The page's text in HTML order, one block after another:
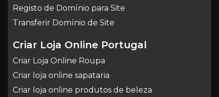
Registo de Domínio para Site
Transferir Domínio de Site
Criar Loja Online Portugal
Criar Loja Online Roupa
Criar loja online sapataria
Criar loja online produtos de beleza